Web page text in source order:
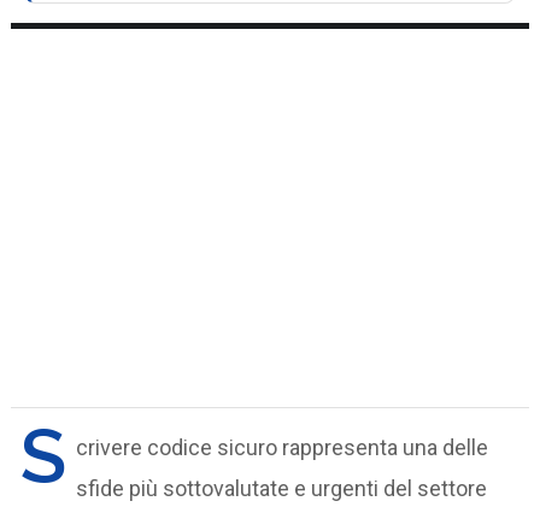
S crivere codice sicuro rappresenta una delle
sfide più sottovalutate e urgenti del settore